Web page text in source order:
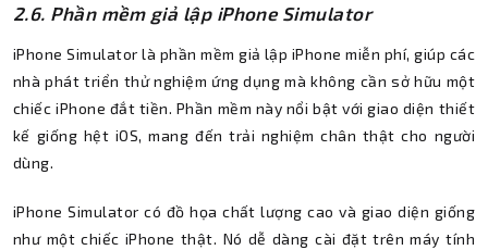
2.6. Phần mềm giả lập iPhone Simulator
iPhone Simulator là phần mềm giả lập iPhone miễn phí, giúp các
nhà phát triển thử nghiệm ứng dụng mà không cần sở hữu một
chiếc iPhone đắt tiền. Phần mềm này nổi bật với giao diện thiết
kế giống hệt iOS, mang đến trải nghiệm chân thật cho người
dùng.
iPhone Simulator có đồ họa chất lượng cao và giao diện giống
như một chiếc iPhone thật. Nó dễ dàng cài đặt trên máy tính